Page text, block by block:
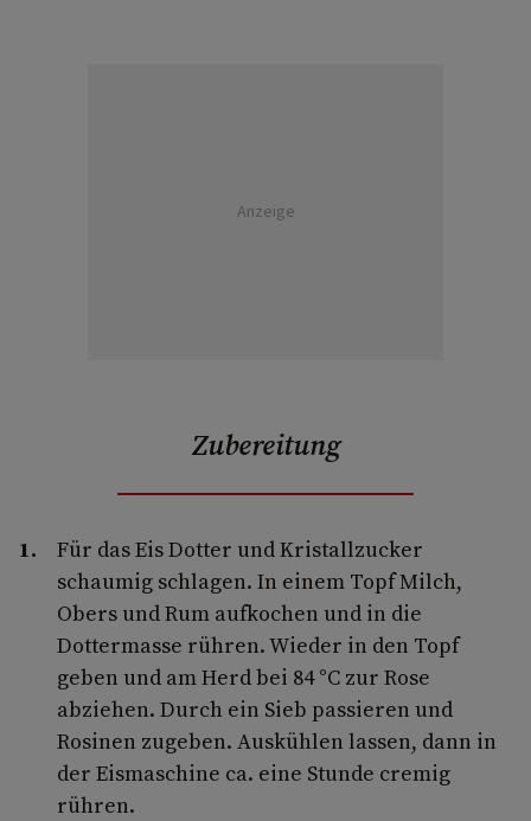
Anzeige
Zubereitung
Für das Eis Dotter und Kristallzucker
schaumig schlagen. In einem Topf Milch,
Obers und Rum aufkochen und in die
Dottermasse rühren. Wieder in den Topf
geben und am Herd bei 84 °C zur Rose
abziehen. Durch ein Sieb passieren und
Rosinen zugeben. Auskühlen lassen, dann in
der Eismaschine ca. eine Stunde cremig
rühren.